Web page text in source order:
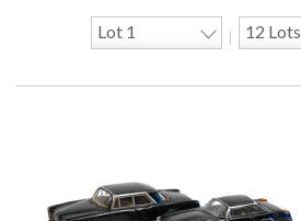
Travaux publics
Jeu construction
Action Figure
Peluche